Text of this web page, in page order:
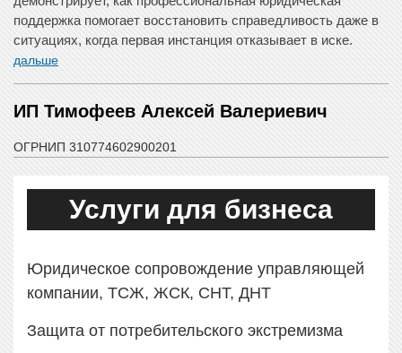
поддержка помогает восстановить справедливость даже в
ситуациях, когда первая инстанция отказывает в иске.
дальше
ИП Тимофеев Алексей Валериевич
ОГРНИП 310774602900201
Услуги для бизнеса
Юридическое сопровождение управляющей
компании, ТСЖ, ЖСК, СНТ, ДНТ
Защита от потребительского экстремизма